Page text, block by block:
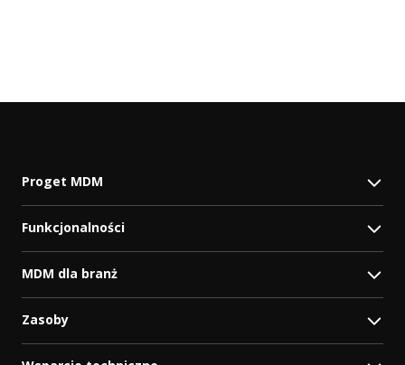
Proget MDM
Funkcjonalności
MDM dla branż
Zasoby